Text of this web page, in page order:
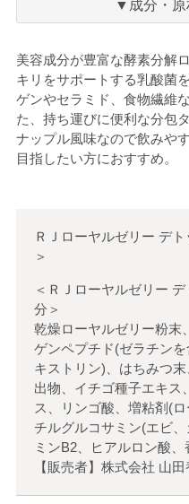
り
▼成分・原
美容成分が豊富な酵素分解
キリをサポートする乳酸菌
ゲンやセラミド、食物繊維
た、持ち運びに便利な分包
ナップル風味なので飲みや
目指したい方におすすめ。
ＲＪローヤルゼリー デ
＞
＜ＲＪローヤルゼリー
分＞
乾燥ローヤルゼリー粉末
ゲンペプチド(ゼラチン
キストリン)、はちみつ
出物、イチゴ種子エキス
ス、リンゴ酸、増粘剤(
チルグルコサミン(エビ
ミンB2、ヒアルロン酸
【販売者】株式会社 山